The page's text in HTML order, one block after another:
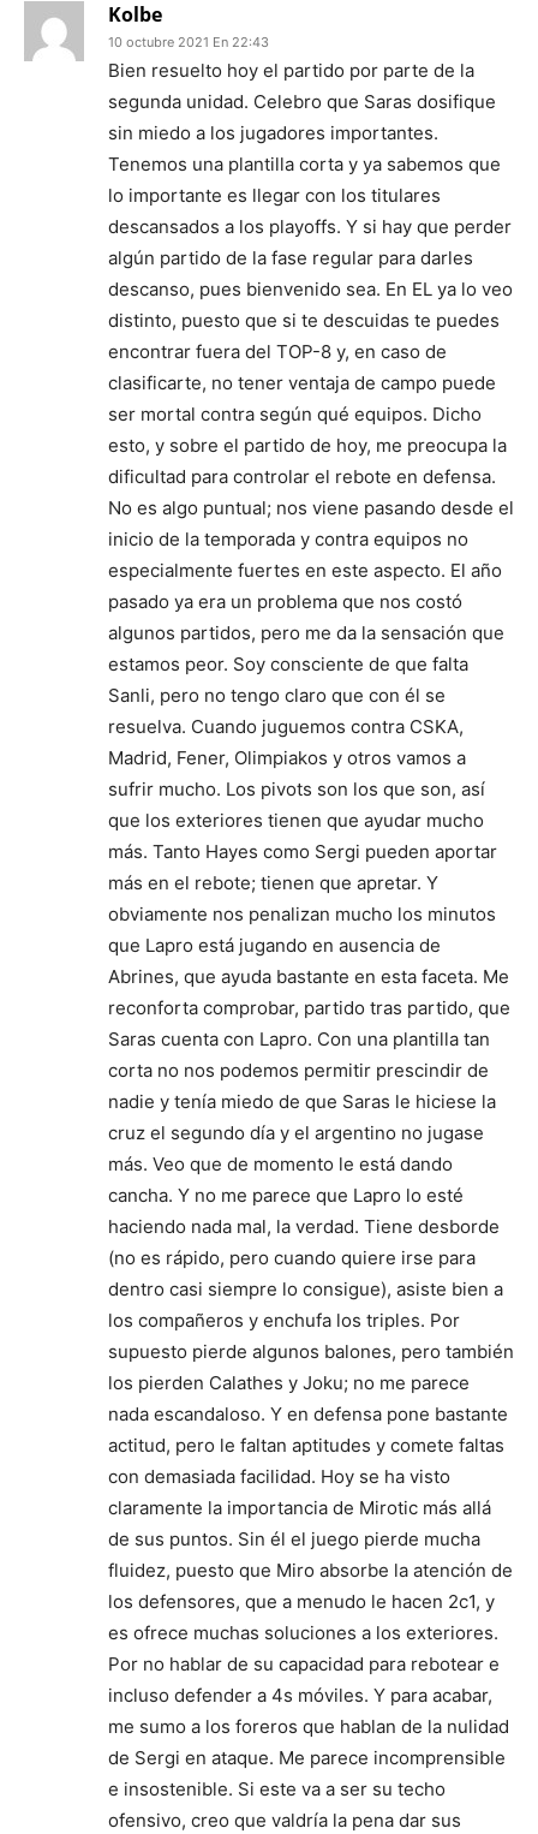
Kolbe
10 octubre 2021 En 22:43
Bien resuelto hoy el partido por parte de la
segunda unidad. Celebro que Saras dosifique
sin miedo a los jugadores importantes.
Tenemos una plantilla corta y ya sabemos que
lo importante es llegar con los titulares
descansados a los playoffs. Y si hay que perder
algún partido de la fase regular para darles
descanso, pues bienvenido sea. En EL ya lo veo
distinto, puesto que si te descuidas te puedes
encontrar fuera del TOP-8 y, en caso de
clasificarte, no tener ventaja de campo puede
ser mortal contra según qué equipos. Dicho
esto, y sobre el partido de hoy, me preocupa la
dificultad para controlar el rebote en defensa.
No es algo puntual; nos viene pasando desde el
inicio de la temporada y contra equipos no
especialmente fuertes en este aspecto. El año
pasado ya era un problema que nos costó
algunos partidos, pero me da la sensación que
estamos peor. Soy consciente de que falta
Sanli, pero no tengo claro que con él se
resuelva. Cuando juguemos contra CSKA,
Madrid, Fener, Olimpiakos y otros vamos a
sufrir mucho. Los pivots son los que son, así
que los exteriores tienen que ayudar mucho
más. Tanto Hayes como Sergi pueden aportar
más en el rebote; tienen que apretar. Y
obviamente nos penalizan mucho los minutos
que Lapro está jugando en ausencia de
Abrines, que ayuda bastante en esta faceta. Me
reconforta comprobar, partido tras partido, que
Saras cuenta con Lapro. Con una plantilla tan
corta no nos podemos permitir prescindir de
nadie y tenía miedo de que Saras le hiciese la
cruz el segundo día y el argentino no jugase
más. Veo que de momento le está dando
cancha. Y no me parece que Lapro lo esté
haciendo nada mal, la verdad. Tiene desborde
(no es rápido, pero cuando quiere irse para
dentro casi siempre lo consigue), asiste bien a
los compañeros y enchufa los triples. Por
supuesto pierde algunos balones, pero también
los pierden Calathes y Joku; no me parece
nada escandaloso. Y en defensa pone bastante
actitud, pero le faltan aptitudes y comete faltas
con demasiada facilidad. Hoy se ha visto
claramente la importancia de Mirotic más allá
de sus puntos. Sin él el juego pierde mucha
fluidez, puesto que Miro absorbe la atención de
los defensores, que a menudo le hacen 2c1, y
es ofrece muchas soluciones a los exteriores.
Por no hablar de su capacidad para rebotear e
incluso defender a 4s móviles. Y para acabar,
me sumo a los foreros que hablan de la nulidad
de Sergi en ataque. Me parece incomprensible
e insostenible. Si este va a ser su techo
ofensivo, creo que valdría la pena dar sus